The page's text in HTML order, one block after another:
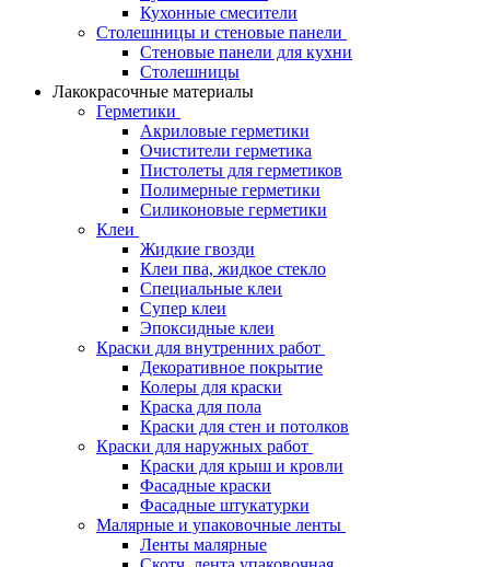
Кухонные смесители
Столешницы и стеновые панели
Стеновые панели для кухни
Столешницы
Лакокрасочные материалы
Герметики
Акриловые герметики
Очистители герметика
Пистолеты для герметиков
Полимерные герметики
Силиконовые герметики
Клеи
Жидкие гвозди
Клеи пва, жидкое стекло
Специальные клеи
Супер клеи
Эпоксидные клеи
Краски для внутренних работ
Декоративное покрытие
Колеры для краски
Краска для пола
Краски для стен и потолков
Краски для наружных работ
Краски для крыш и кровли
Фасадные краски
Фасадные штукатурки
Малярные и упаковочные ленты
Ленты малярные